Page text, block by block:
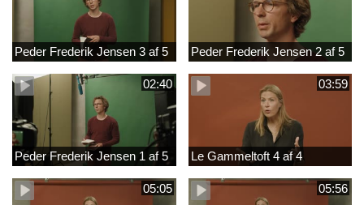
Peder Frederik Jensen 3 af 5 Peder Frederik Jensen 2 af 5
02:40
Peder Frederik Jensen 1 af 5
03:59
Le Gammeltoft 4 af 4
05:05 05:56